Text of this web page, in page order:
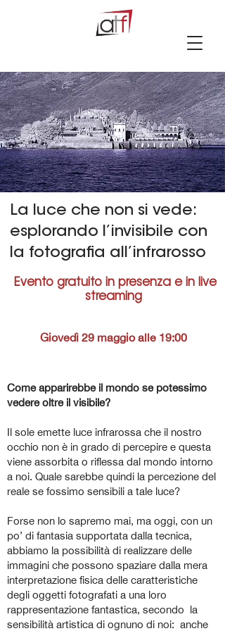
La luce che non si vede:
esplorando l’invisibile con
la fotografia all’infrarosso
Evento gratuito in presenza e in live
streaming
Giovedì 29 maggio alle 19:00
Come apparirebbe il mondo se potessimo
vedere oltre il visibile?
Il sole emette luce infrarossa che il nostro
occhio non è in grado di percepire e questa
viene assorbita o riflessa dal mondo intorno
a noi. Quale sarebbe quindi la percezione del
reale se fossimo sensibili a tale luce?
Forse non lo sapremo mai, ma oggi, con un
po’ di fantasia supportata dalla tecnica,
abbiamo la possibilità di realizzare delle
immagini che possono spaziare dalla mera
interpretazione fisica delle caratteristiche
degli oggetti fotografati a una loro
rappresentazione fantastica, secondo la
sensibilità artistica di ognuno di noi: anche